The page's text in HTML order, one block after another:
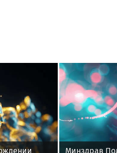
Минздрав